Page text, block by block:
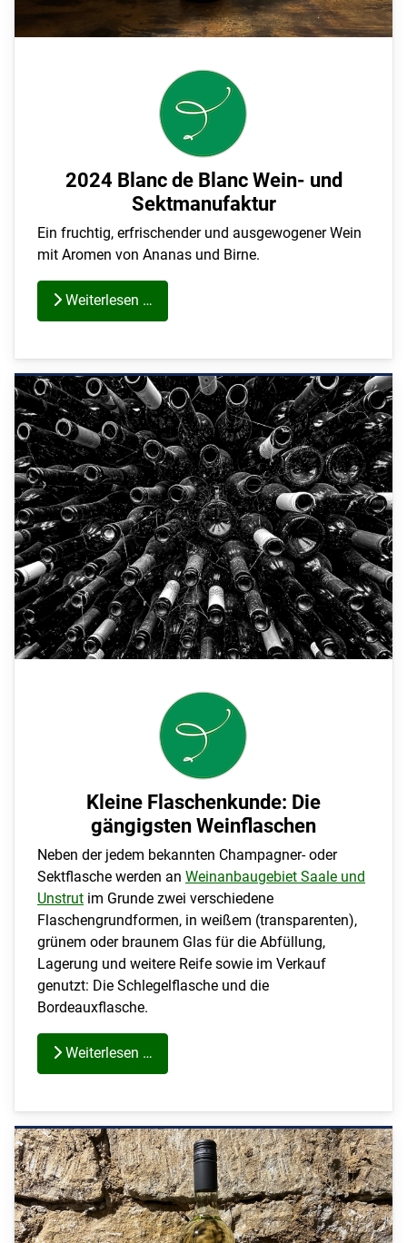
2024 Blanc de Blanc Wein- und
Sektmanufaktur
Ein fruchtig, erfrischender und ausgewogener Wein
mit Aromen von Ananas und Birne.
Weiterlesen …
Kleine Flaschenkunde: Die
gängigsten Weinflaschen
Neben der jedem bekannten Champagner- oder
Sektflasche werden an Weinanbaugebiet Saale und
Unstrut im Grunde zwei verschiedene
Flaschengrundformen, in weißem (transparenten),
grünem oder braunem Glas für die Abfüllung,
Lagerung und weitere Reife sowie im Verkauf
genutzt: Die Schlegelflasche und die
Bordeauxflasche.
Weiterlesen …